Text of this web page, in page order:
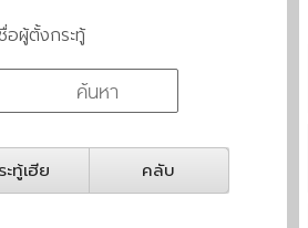
อผู้ตั้งกระทู้
ะทู้เฮีย คลับ